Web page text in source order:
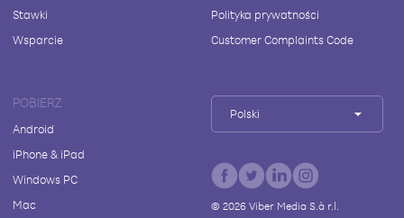
Stawki
Wsparcie
Polityka prywatności
Customer Complaints Code
POBIERZ
Android
iPhone & iPad
Windows PC
Mac
Polski
© 2026Viber Media S.à r.l.